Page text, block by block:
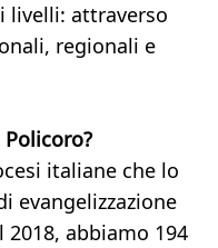
livelli: attraverso
regionali e
italiane che lo
evangelizzazione
abbiamo 194